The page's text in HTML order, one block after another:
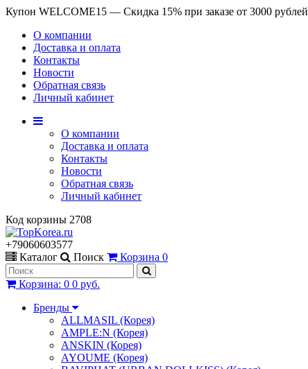
Купон WELCOME15 — Скидка 15% при заказе от 3000 рублей
О компании
Доставка и оплата
Контакты
Новости
Обратная связь
Личный кабинет
О компании
Доставка и оплата
Контакты
Новости
Обратная связь
Личный кабинет
Код корзины 2708
+79060603577
Каталог
Поиск Корзина 0
Корзина: 0 0 руб.
Бренды
ALLMASIL (Корея)
AMPLE:N (Корея)
ANSKIN (Корея)
AYOUME (Корея)